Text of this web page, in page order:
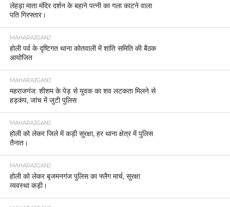
लेहड़ा माता मंदिर दर्शन के बहाने पत्नी का गला काटने वाला
पति गिरफ्तार।
MAHARAJGANJ
होली पर्व के दृष्टिगत थाना कोतवाली में शांति समिति की बैठक
आयोजित
MAHARAJGANJ
महराजगंज: शीशम के पेड़ से युवक का शव लटकता मिलने से
हड़कंप, जांच में जुटी पुलिस
MAHARAJGANJ
होली को लेकर जिले में कड़ी सुरक्षा, हर थाना क्षेत्र में पुलिस
तैनात।
MAHARAJGANJ
होली को लेकर बृजमनगंज पुलिस का फ्लैग मार्च, सुरक्षा
व्यवस्था कड़ी।